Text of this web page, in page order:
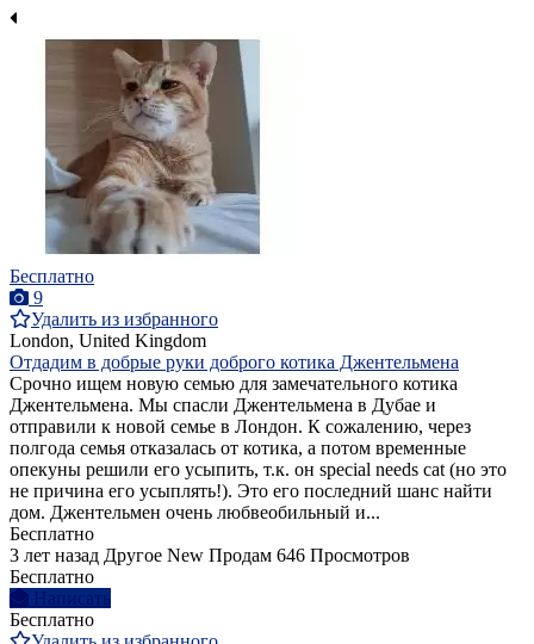
Бесплатно
9
Удалить из избранного
London, United Kingdom
Отдадим в добрые руки доброго котика Джентельмена
Срочно ищем новую семью для замечательного котика
Джентельмена. Мы спасли Джентельмена в Дубае и
отправили к новой семье в Лондон. К сожалению, через
полгода семья отказалась от котика, а потом временные
опекуны решили его усыпить, т.к. он special needs cat (но это
не причина его усыплять!). Это его последний шанс найти
дом. Джентельмен очень любвеобильный и...
Бесплатно
3 лет назад Другое New Продам 646 Просмотров
Бесплатно
Написать
Бесплатно